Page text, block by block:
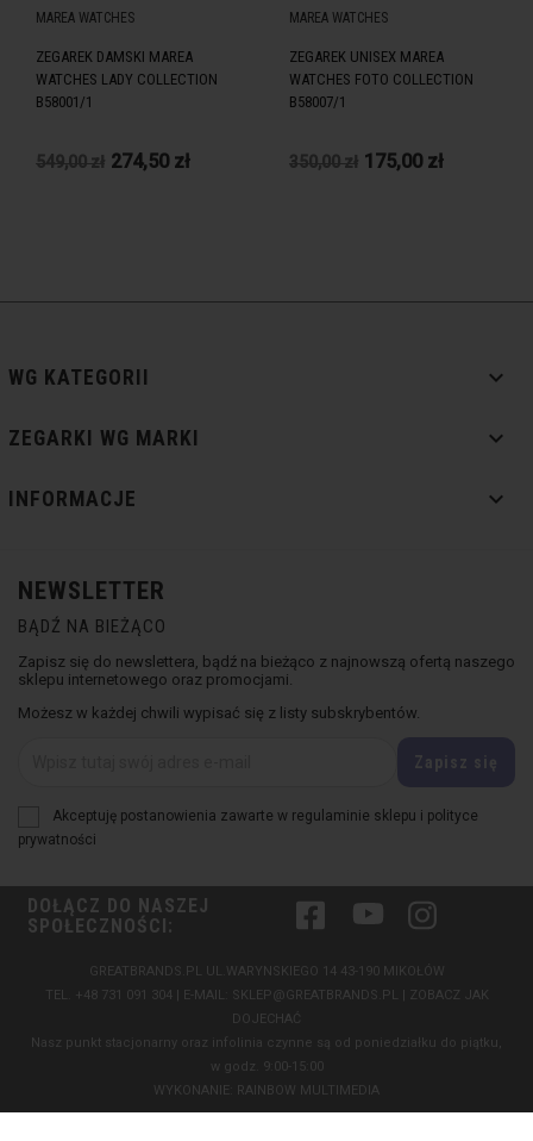
MAREA WATCHES
ZEGAREK DAMSKI MAREA
WATCHES LADY COLLECTION
B58001/1
549,00 zł 274,50 zł
MAREA WATCHES
ZEGAREK UNISEX MAREA
WATCHES FOTO COLLECTION
B58007/1
350,00 zł 175,00 zł
WG KATEGORII 
ZEGARKI WG MARKI 
INFORMACJE 
NEWSLETTER
BĄDŹ NA BIEŻĄCO
Zapisz się do newslettera, bądź na bieżąco z najnowszą ofertą naszego
sklepu internetowego oraz promocjami.
Możesz w każdej chwili wypisać się z listy subskrybentów.
Akceptuję postanowienia zawarte w regulaminie sklepu i polityce
prywatności
DOŁĄCZ DO NASZEJ
SPOŁECZNOŚCI:
FacebookYouTube
GREATBRANDS.PL UL.WARYNSKIEGO 14 43-190 MIKOŁÓW
TEL.
+48 731 091 304 | E-MAIL: SKLEP@GREATBRANDS.PL | ZOBACZ JAK
DOJECHAĆ
Nasz punkt stacjonarny oraz infolinia czynne są od poniedziałku do piątku,
w godz. 9:00-15:00
WYKONANIE: RAINBOW MULTIMEDIA